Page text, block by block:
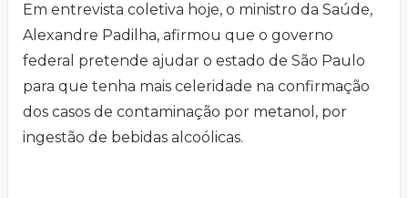
Em entrevista coletiva hoje, o ministro da Saúde,
Alexandre Padilha, afirmou que o governo
federal pretende ajudar o estado de São Paulo
para que tenha mais celeridade na confirmação
dos casos de contaminação por metanol, por
ingestão de bebidas alcoólicas.